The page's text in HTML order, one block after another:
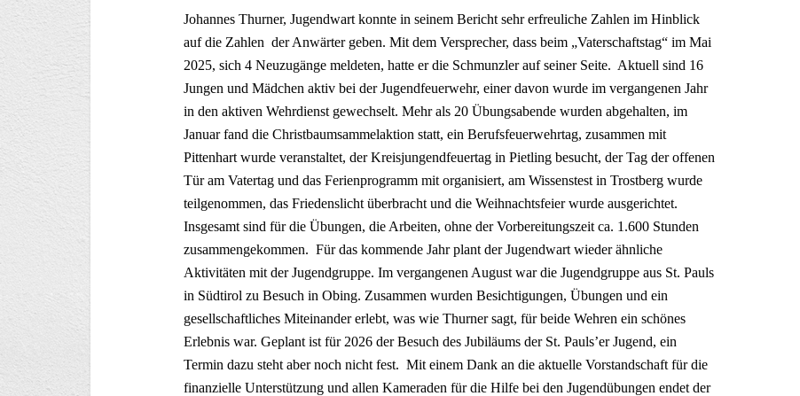
Johannes Thurner, Jugendwart konnte in seinem Bericht sehr erfreuliche Zahlen im Hinblick
auf die Zahlen der Anwärter geben. Mit dem Versprecher, dass beim „Vaterschaftstag“ im Mai
2025, sich 4 Neuzugänge meldeten, hatte er die Schmunzler auf seiner Seite. Aktuell sind 16
Jungen und Mädchen aktiv bei der Jugendfeuerwehr, einer davon wurde im vergangenen Jahr
in den aktiven Wehrdienst gewechselt. Mehr als 20 Übungsabende wurden abgehalten, im
Januar fand die Christbaumsammelaktion statt, ein Berufsfeuerwehrtag, zusammen mit
Pittenhart wurde veranstaltet, der Kreisjungendfeuertag in Pietling besucht, der Tag der offenen
Tür am Vatertag und das Ferienprogramm mit organisiert, am Wissenstest in Trostberg wurde
teilgenommen, das Friedenslicht überbracht und die Weihnachtsfeier wurde ausgerichtet.
Insgesamt sind für die Übungen, die Arbeiten, ohne der Vorbereitungszeit ca. 1.600 Stunden
zusammengekommen. Für das kommende Jahr plant der Jugendwart wieder ähnliche
Aktivitäten mit der Jugendgruppe. Im vergangenen August war die Jugendgruppe aus St. Pauls
in Südtirol zu Besuch in Obing. Zusammen wurden Besichtigungen, Übungen und ein
gesellschaftliches Miteinander erlebt, was wie Thurner sagt, für beide Wehren ein schönes
Erlebnis war. Geplant ist für 2026 der Besuch des Jubiläums der St. Pauls’er Jugend, ein
Termin dazu steht aber noch nicht fest. Mit einem Dank an die aktuelle Vorstandschaft für die
finanzielle Unterstützung und allen Kameraden für die Hilfe bei den Jugendübungen endet der